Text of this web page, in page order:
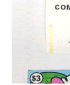
números
aquellos con
Loto, Revancha,
Mientras, que l...